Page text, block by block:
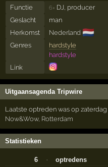
Functie 6× DJ, producer
Geslacht
man
Herkomst
Nederland 🇳🇱
Genres
hardstyle
hardstyle
Link
Uitgaansagenda Tripwire
Laatste optreden was op
Now&Wow, Rotterdam
Statistieken
6 ·
optredens